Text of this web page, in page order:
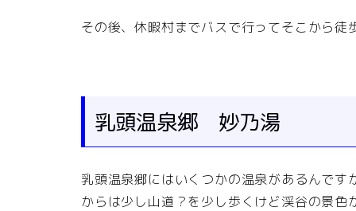
その後、休暇村までバスで行ってそこから徒
乳頭温泉郷 妙乃湯
乳頭温泉郷にはいくつかの温泉があるんで
からは少し山道？を少し歩くけど渓谷の景色